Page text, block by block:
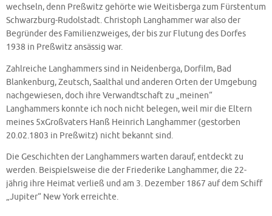
wechseln, denn Preßwitz gehörte wie Weitisberga zum Fürstentum
Schwarzburg-Rudolstadt. Christoph Langhammer war also der
Begründer des Familienzweiges, der bis zur Flutung des Dorfes
1938 in Preßwitz ansässig war.
Zahlreiche Langhammers sind in Neidenberga, Dorfilm, Bad
Blankenburg, Zeutsch, Saalthal und anderen Orten der Umgebung
nachgewiesen, doch ihre Verwandtschaft zu „meinen“
Langhammers konnte ich noch nicht belegen, weil mir die Eltern
meines 5xGroßvaters Hanß Heinrich Langhammer (gestorben
20.02.1803 in Preßwitz) nicht bekannt sind.
Die Geschichten der Langhammers warten darauf, entdeckt zu
werden. Beispielsweise die der Friederike Langhammer, die 22-
jährig ihre Heimat verließ und am 3. Dezember 1867 auf dem Schiff
„Jupiter“ New York erreichte.